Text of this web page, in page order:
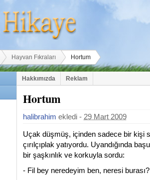
Hayvan Fıkraları Hortum
Hakkımızda Reklam
Hortum
halibrahim ekledi - 29 Mart 2009
Uçak düşmüş, içinden sadece bir kişi
çırılçıplak yatıyordu. Uyandığında
bir şaşkınlık ve korkuyla sordu:
- Fil bey neredeyim ben, neresi burası?